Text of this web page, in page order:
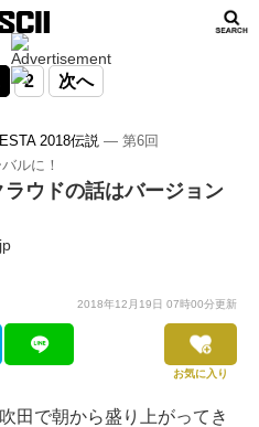
2 次へ
2018伝説 ― 第6回
ルに！
ウドの話はバージョン
2018年12月19日 07時00分更新
お気に入り
田で朝から盛り上がってき